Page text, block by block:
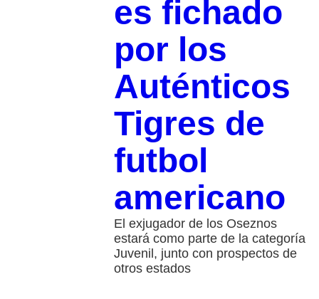
es fichado
por los
Auténticos
Tigres de
futbol
americano
El exjugador de los Oseznos
estará como parte de la categoría
Juvenil, junto con prospectos de
otros estados